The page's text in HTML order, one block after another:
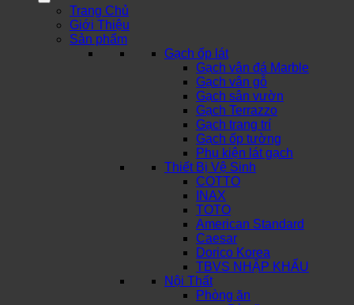
Trang Chủ
Giới Thiệu
Sản phẩm
Gạch ốp lát
Gạch vân đá Marble
Gạch vân gỗ
Gạch sân vườn
Gạch Terrazzo
Gạch trang trí
Gạch ốp tường
Phụ kiện lát gạch
Thiết Bị Vệ Sinh
COTTO
INAX
TOTO
American Standard
Caesar
Dorico Korea
TBVS NHẬP KHẨU
Nội Thất
Phòng ăn